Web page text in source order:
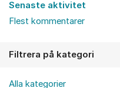
Senaste aktivitet
Flest kommentarer
Filtrera på kategori
Alla kategorier